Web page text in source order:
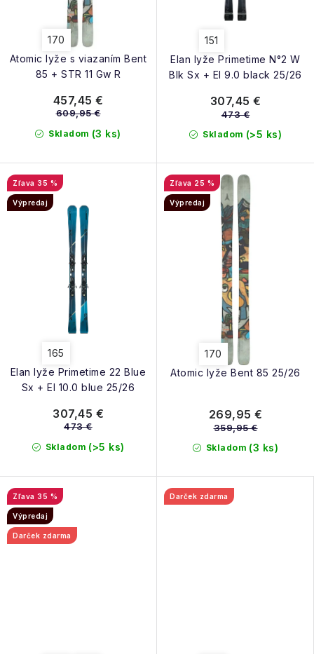
v
Atomic lyže s viazaním Bent
85 + STR 11 Gw R
170
Skladom (3 ks)
457,45 €
609,95 €
Elan lyže Primetime N°2 W
Blk Sx + El 9.0 black 25/26
151
Skladom (>5 ks)
307,45 €
473 €
Elan lyže Primetime 22 Blue
Sx + El 10.0 blue 25/26
35 %
Výpredaj
165
Skladom (>5 ks)
307,45 €
473 €
Atomic lyže Bent 85 25/26
25 %
Výpredaj
170
Skladom (3 ks)
269,95 €
359,95 €
35 %
Výpredaj
Darček zdarma
Darček zdarma